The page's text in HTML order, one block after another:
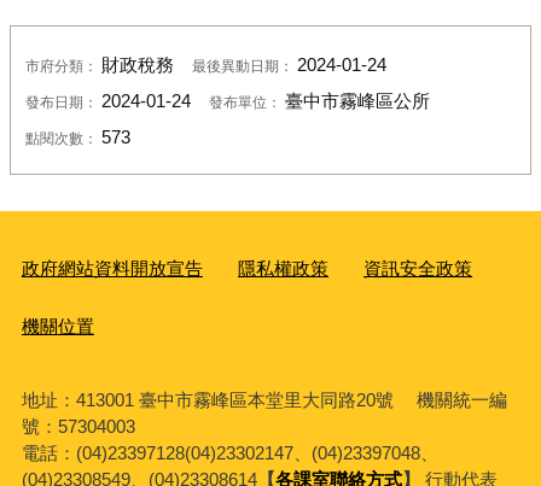
市府分類： 財政稅務 最後異動日期： 2024-01-24
發布日期： 2024-01-24 發布單位： 臺中市霧峰區公所
點閱次數： 573
政府網站資料開放宣告 隱私權政策 資訊安全政策
機關位置
地址：413001 臺中市霧峰區本堂里大同路20號 機關統一編
號：57304003
電話：(04)23397128(04)23302147、(04)23397048、
(04)23308549、(04)23308614【各課室聯絡方式】 行動代表